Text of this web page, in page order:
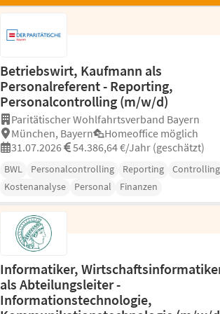
Betriebswirt, Kaufmann als
Personalreferent - Reporting,
Personalcontrolling (m/w/d)
Paritätischer Wohlfahrtsverband Bayern
München, Bayern
Homeoffice möglich
31.07.2026
54.386,64 €/Jahr (geschätzt)
BWL Personalcontrolling Reporting
Controlling
Kostenanalyse
Personal Finanzen
Informatiker,
als Abteilungsleiter -
Informationstechnologie,